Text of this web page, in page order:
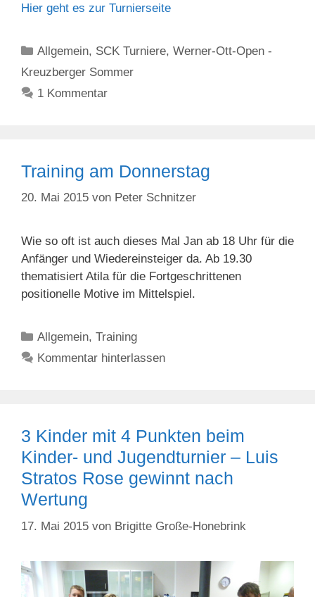
Hier geht es zur Turnierseite
Kategorien
Allgemein, SCK Turniere,Werner-Ott-Open -
Kreuzberger Sommer
1 Kommentar
Training am Donnerstag
20. Mai 2015 von Peter Schnitzer
Wie so oft ist auch dieses Mal Jan ab 18 Uhr für die
Anfänger und Wiedereinsteiger da. Ab 19.30
thematisiert Atila für die Fortgeschrittenen
positionelle Motive im Mittelspiel.
Kategorien
Allgemein,Training
Kommentar hinterlassen
3 Kinder mit 4 Punkten beim
Kinder- und Jugendturnier – Luis
Stratos Rose gewinnt nach
Wertung
17. Mai 2015 von Brigitte Große-Honebrink